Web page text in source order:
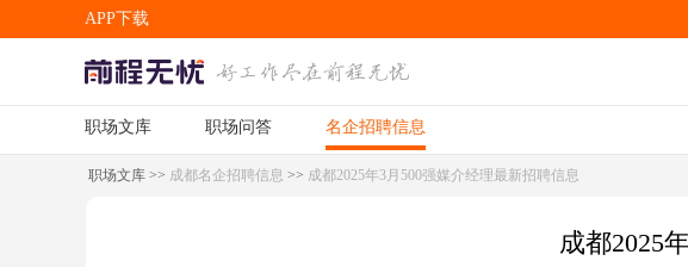
APP下载
APP下载
职场文库 职场问答 名企招聘信息
职场文库 >> 成都名企招聘信息 >> 成都2025年3月500强媒介经理最新招聘信息
成都2025